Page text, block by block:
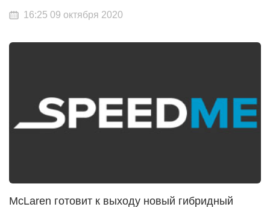
16:25 09 октября 2020
McLaren готовит к выходу новый гибридный